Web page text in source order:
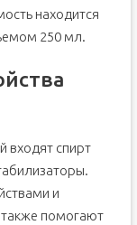
находится
250 мл.
входят спирт
и
также помогают